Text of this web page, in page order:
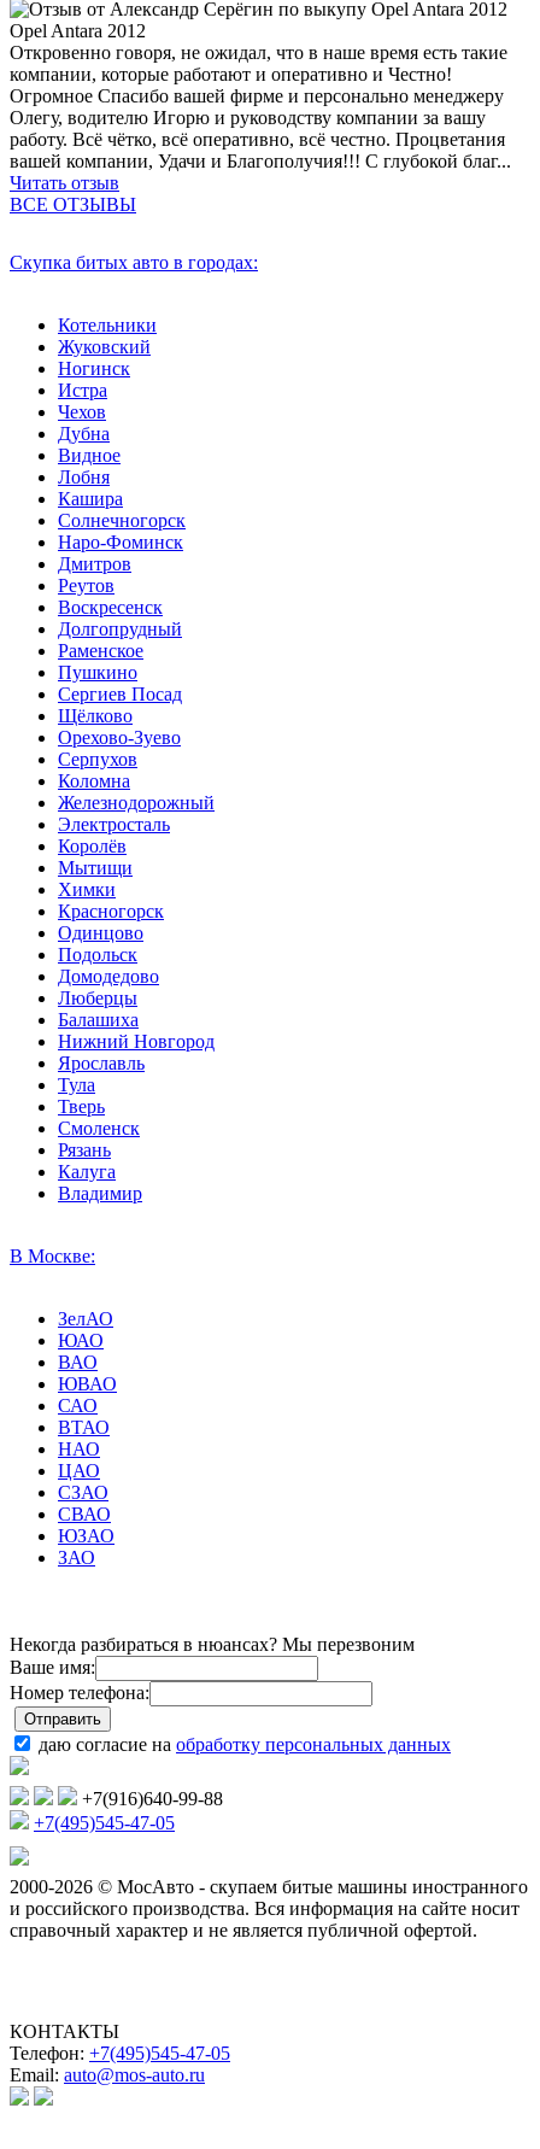
Opel Antara 2012
Откровенно говоря, не ожидал, что в наше время есть такие
компании, которые работают и оперативно и Честно!
Огромное Спасибо вашей фирме и персонально менеджеру
Олегу, водителю Игорю и руководству компании за вашу
работу. Всё чётко, всё оперативно, всё честно. Процветания
вашей компании, Удачи и Благополучия!!! С глубокой благ...
Читать отзыв
ВСЕ ОТЗЫВЫ
Скупка битых авто в городах:
Котельники
Жуковский
Ногинск
Истра
Чехов
Дубна
Видное
Лобня
Кашира
Солнечногорск
Наро-Фоминск
Дмитров
Реутов
Воскресенск
Долгопрудный
Раменское
Пушкино
Сергиев Посад
Щёлково
Орехово-Зуево
Серпухов
Коломна
Железнодорожный
Электросталь
Королёв
Мытищи
Химки
Красногорск
Одинцово
Подольск
Домодедово
Люберцы
Балашиха
Нижний Новгород
Ярославль
Тула
Тверь
Смоленск
Рязань
Калуга
Владимир
В Москве:
ЗелАО
ЮАО
ВАО
ЮВАО
САО
ВТАО
НАО
ЦАО
СЗАО
СВАО
ЮЗАО
ЗАО
Некогда разбираться в нюансах? Мы перезвоним
Ваше имя:
Номер телефона:
даю согласие на обработку персональных данных
+7(916)640-99-88
+7(495)545-47-05
2000-2026 © МосАвто - скупаем битые машины иностранного
и российского производства. Вся информация на сайте носит
справочный характер и не является публичной офертой.
КОНТАКТЫ
Телефон: +7(495)545-47-05
Email: auto@mos-auto.ru